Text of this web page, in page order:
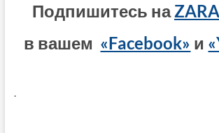
Подпишитесь на
в вашем «Facebook» и
.